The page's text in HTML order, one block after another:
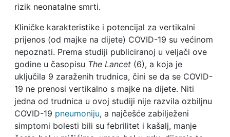
rizik neonatalne smrti.
Kliničke karakteristike i potencijal za vertikalni
prijenos (od majke na dijete) COVID-19 su većinom
nepoznati. Prema studiji publiciranoj u veljači ove
godine u časopisu The Lancet(6), a koja je
uključila 9 zaraženih trudnica, čini se da se COVID-
19 ne prenosi vertikalno s majke na dijete. Niti
jedna od trudnica u ovoj studiji nije razvila ozbiljnu
COVID-19 pneumoniju, a najčešće zabilježeni
simptomi bolesti bili su febrilitet i kašalj, manje